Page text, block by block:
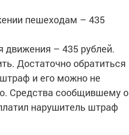
пешеходам – 435
движения – 435 рублей.
Достаточно обратиться
штраф и его можно не
Средства сообщившему о
нарушитель штраф